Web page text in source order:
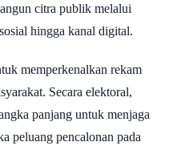
citra publik melalui
hingga kanal digital.
memperkenalkan rekam
Secara elektoral,
panjang untuk menjaga
peluang pencalonan pada